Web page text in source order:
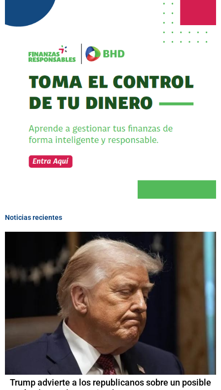
Noticias recientes
Trump advierte a los republicanos sobre un posible